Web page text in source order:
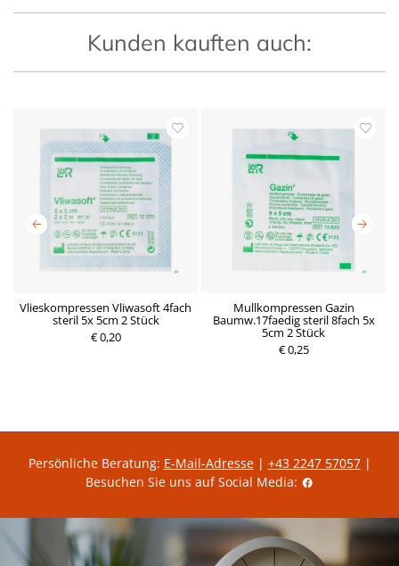
Kunden kauften auch:
Vlieskompressen Vliwasoft 4fach
steril 5x 5cm 2 Stück
€ 0,20
Mullkompressen Gazin
Baumw.17faedig steril 8fach 5x
5cm 2 Stück
€ 0,25
Persönliche Beratung: E-Mail-Adresse| +43 2247 57057|
Besuchen Sie uns auf Social Media: